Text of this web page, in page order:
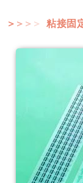
＞ ＞ ＞ ＞ 粘接固